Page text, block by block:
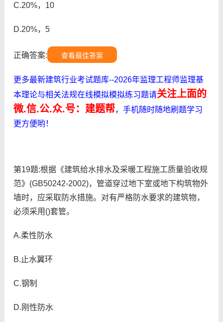
C.20%，10
D.20%，5
正确答案: 查看最佳答案
更多最新建筑行业考试题库--2026年监理工程师监理基
本理论与相关法规在线模拟模拟练习题请关注上面的
微.信.公.众.号：建题帮，手机随时随地刷题学习
更方便哟！
第19题:根据《建筑给水排水及采暖工程施工质量验收规
范》(GB50242-2002)，管道穿过地下室或地下构筑物外
墙时，应采取防水措施。对有严格防水要求的建筑物，
必须采用()套管。
A.柔性防水
B.止水翼环
C.钢制
D.刚性防水